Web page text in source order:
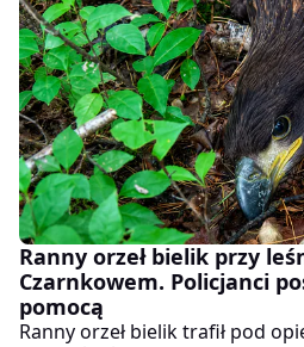
Ranny orzeł bielik przy
Czarnkowem. Policjanci
pomocą
Ranny orzeł bielik trafił pod